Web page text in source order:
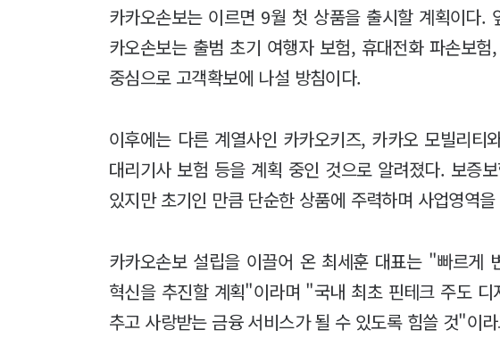
카카오손보는 이르면 9월 첫 상품을 출시할 계획이다.
카오손보는 출범 초기 여행자 보험, 휴대전화 파손보
중심으로 고객확보에 나설 방침이다.
이후에는 다른 계열사인 카카오키즈, 카카오 모빌리티
대리기사 보험 등을 계획 중인 것으로 알려졌다. 보증
있지만 초기인 만큼 단순한 상품에 주력하며 사업영역
카카오손보 설립을 이끌어 온 최세훈 대표는 "빠르게
혁신을 추진할 계획"이라며 "국내 최초 핀테크 주도
추고 사랑받는 금융 서비스가 될 수 있도록 힘쓸 것"이